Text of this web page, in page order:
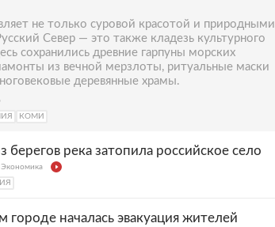
не только суровой красотой и природными
Север — это также кладезь культурного
сохранились древние гарпуны морских
из вечной мерзлоты, ритуальные маски
деревянные храмы.
КОМИ
река затопила российское село
Экономика
городе началась эвакуация жителей